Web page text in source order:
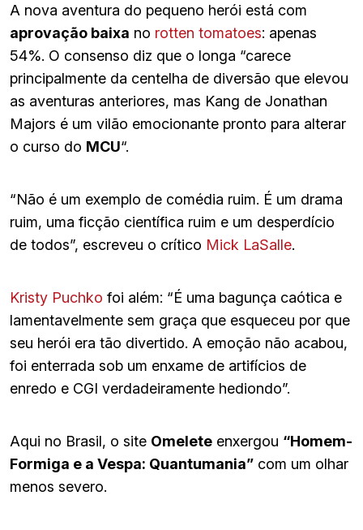
A nova aventura do pequeno herói está com
aprovação baixa no rotten tomatoes: apenas
54%. O consenso diz que o longa “carece
principalmente da centelha de diversão que elevou
as aventuras anteriores, mas Kang de Jonathan
Majors é um vilão emocionante pronto para alterar
o curso do MCU“.
“Não é um exemplo de comédia ruim. É um drama
ruim, uma ficção científica ruim e um desperdício
de todos”, escreveu o crítico Mick LaSalle.
Kristy Puchko foi além: “É uma bagunça caótica e
lamentavelmente sem graça que esqueceu por que
seu herói era tão divertido. A emoção não acabou,
foi enterrada sob um enxame de artifícios de
enredo e CGI verdadeiramente hediondo”.
Aqui no Brasil, o site Omelete enxergou “Homem-
Formiga e a Vespa: Quantumania” com um olhar
menos severo.